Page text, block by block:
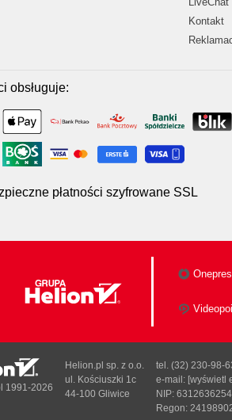
Kontakt
obsługuje:
płatności szyfrowane SSL
1991-2026
Helion.pl sp. z o.o.
ul. Kościuszki 1c
44-100 Gliwice
tel. (32) 230-98-
e-mail: [wyświetl
NIP: 6312636254
Regon: